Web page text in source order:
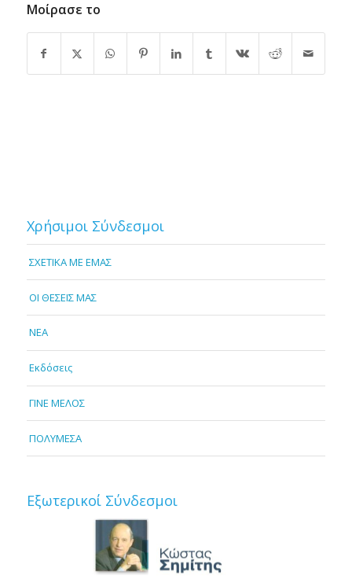
Μοίρασε το
Χρήσιμοι Σύνδεσμοι
ΣΧΕΤΙΚΑ ΜΕ ΕΜΑΣ
OI ΘΕΣΕΙΣ ΜΑΣ
NEA
Εκδόσεις
ΓΙΝΕ ΜΕΛΟΣ
ΠΟΛΥΜΕΣΑ
Εξωτερικοί Σύνδεσμοι